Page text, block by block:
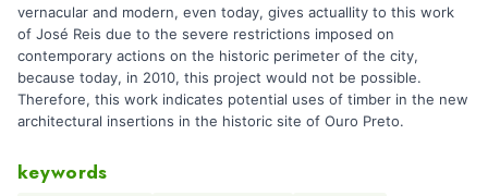
vernacular and modern, even today, gives actuallity to this work
of José Reis due to the severe restrictions imposed on
contemporary actions on the historic perimeter of the city,
because today, in 2010, this project would not be possible.
Therefore, this work indicates potential uses of timber in the new
architectural insertions in the historic site of Ouro Preto.
keywords